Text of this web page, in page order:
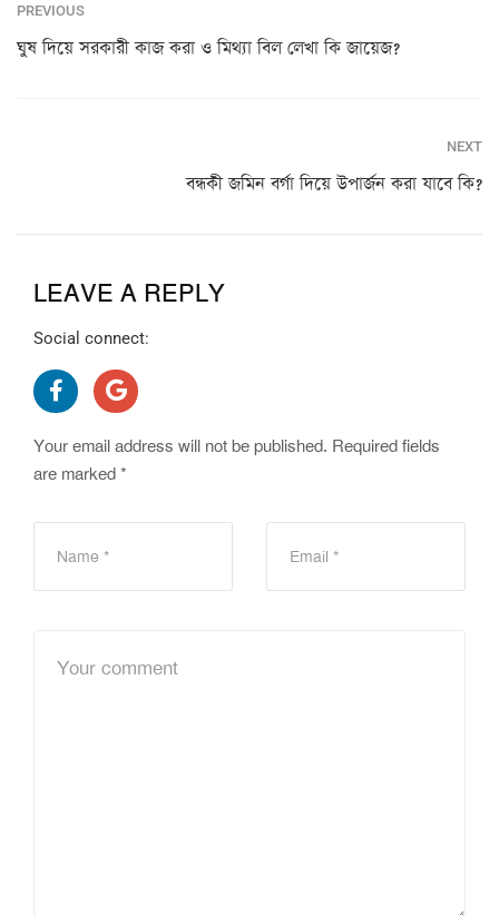
PREVIOUS
ঘুষ দিয়ে সরকারী কাজ করা ও মিথ্যা বিল লেখা কি জায়েজ?
NEXT
বন্ধকী জমিন বর্গা দিয়ে উপার্জন করা যাবে কি?
LEAVE A REPLY
Social connect:
Your email address will not be published. Required fields
are marked *